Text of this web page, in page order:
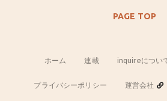
PAGE TOP
ホーム 連載 inquireについ
プライバシーポリシー 運営会社